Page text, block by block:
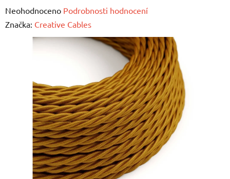
Průměrné
hodnocení
produktu
hvězdiček.
Neohodnoceno Podrobnosti hodnocení
Značka: Creative Cables